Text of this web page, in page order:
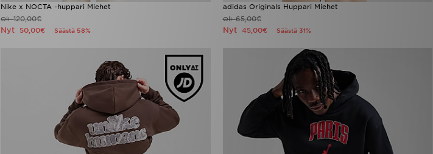
Nike x NOCTA -huppari Miehet
Oli120,00€
Nyt 50,00€ Säästä 58%
adidas Originals Huppari Miehet
Oli65,00€
Nyt 45,00€ Säästä 31%